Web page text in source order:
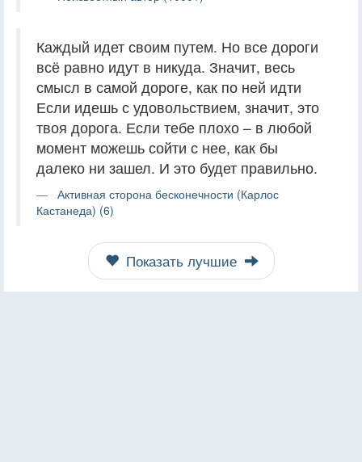
Каждый идет своим путем. Но все дороги
всё равно идут в никуда. Значит, весь
смысл в самой дороге, как по ней идти
Если идешь с удовольствием, значит, это
твоя дорога. Если тебе плохо – в любой
момент можешь сойти с нее, как бы
далеко ни зашел. И это будет правильно.
Активная сторона бесконечности (Карлос
Кастанеда) (6)
Показать лучшие